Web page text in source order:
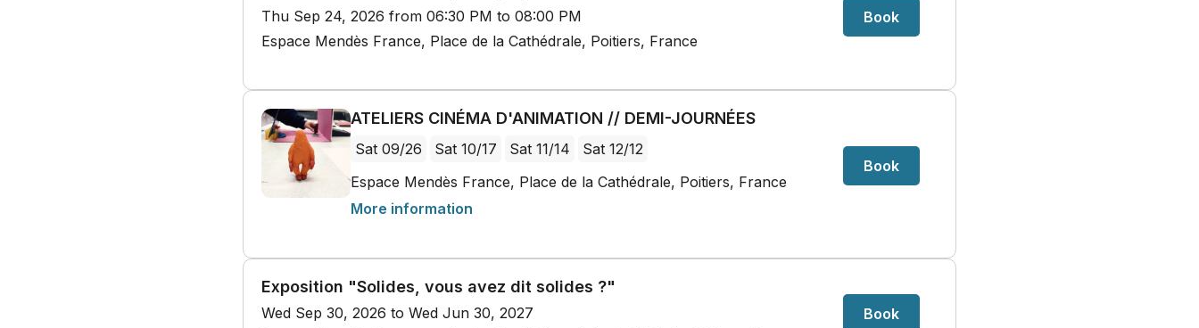
Thu Sep 24, 2026 from 06:30 PM to 08:00 PM
Espace Mendès France, Place de la Cathédrale, Poitiers, France
Book
ATELIERS CINÉMA D'ANIMATION // DEMI-JOURNÉES
Sat 09/26 Sat 10/17 Sat 11/14
Sat 12/12
Espace Mendès France, Place de la Cathédrale, Poitiers, France
More information
Book
Exposition "Solides, vous avez dit solides ?"
Wed Sep 30, 2026 to Wed Jun 30, 2027
Book